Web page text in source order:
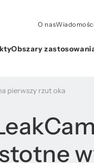
O nas
Obszary
pierwszy rzut oka